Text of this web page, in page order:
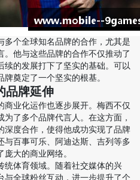
个全球知名品牌的合作，尤其是
他与这些品牌的合作不仅推动了
的发展打下了坚实的基础。可以
奠定了一个坚实的根基。
品牌延伸
商业化运作也逐步展开。梅西不仅
了多个品牌代言人。在这方面，
度合作，使得他成功实现了品牌
百事可乐、阿迪达斯、吉列等多
大的商业网络。
统体育领域。随着社交媒体的兴